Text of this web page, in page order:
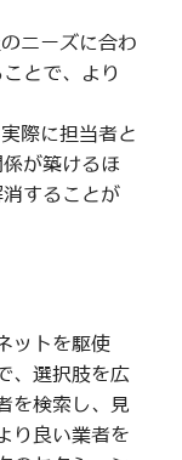
ニーズに合わ
とで、より
際に担当者と
が築けるほ
することが
ットを駆使
、選択肢を広
を検索し、見
り良い業者を